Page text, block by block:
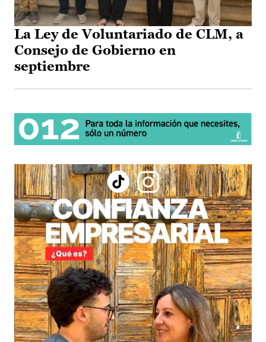
La Ley de Voluntariado de CLM, a
Consejo de Gobierno en
septiembre